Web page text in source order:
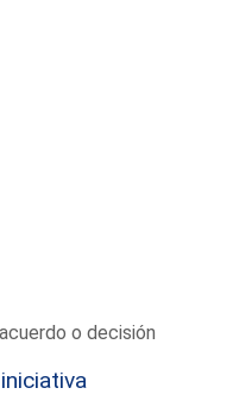
o decisión